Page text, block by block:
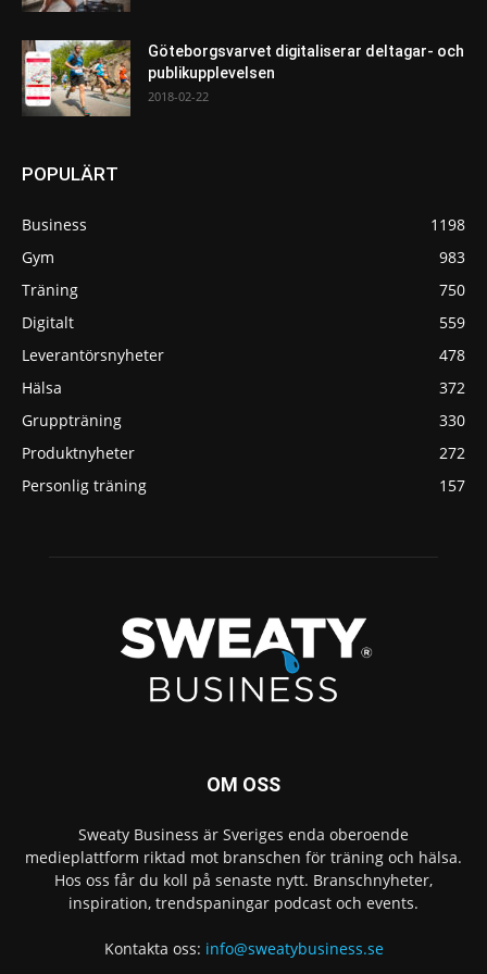
Göteborgsvarvet digitaliserar deltagar- och
publikupplevelsen
2018-02-22
POPULÄRT
Business
1198
Gym
983
Träning
750
Digitalt
559
Leverantörsnyheter
478
Hälsa
372
Gruppträning
330
Produktnyheter
272
Personlig träning
157
OM OSS
Sweaty Business är Sveriges enda oberoende
medieplattform riktad mot branschen för träning och hälsa.
Hos oss får du koll på senaste nytt. Branschnyheter,
inspiration, trendspaningar podcast och events.
Kontakta oss: info@sweatybusiness.se